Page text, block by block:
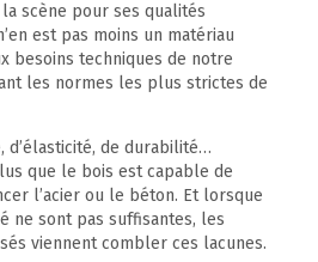
scène pour ses qualités
est pas moins un matériau
besoins techniques de notre
les normes les plus strictes de
d’élasticité, de durabilité…
que le bois est capable de
l’acier ou le béton. Et lorsque
ne sont pas suffisantes, les
viennent combler ces lacunes.